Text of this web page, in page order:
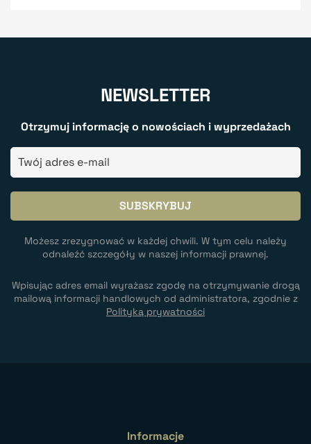
NEWSLETTER
Otrzymuj informację o nowościach i wyprzedażach
Możesz zrezygnować w każdej chwili. W tym celu należy
odnaleźć szczegóły w naszej informacji prawnej.
Wpisując adres email wyrażasz zgodę na otrzymywanie drogą
mailową informacji handlowych od administratora, zgodnie z
Polityką prywatności
Informacje